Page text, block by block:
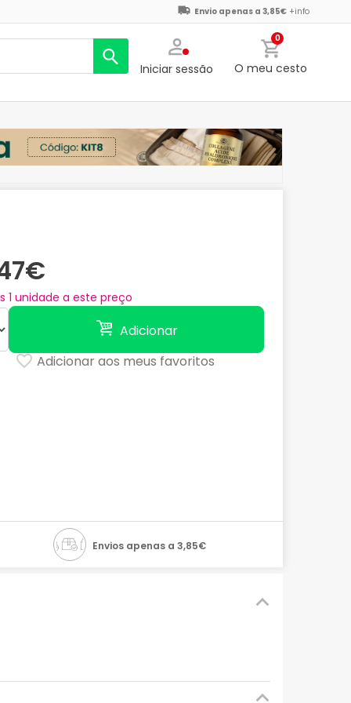
Envio apenas a 3,85€ +info
Iniciar sessão
0
O meu cesto
1 unidade a este preço
Adicionar
Adicionar aos meus favoritos
Envios apenas a 3,85€